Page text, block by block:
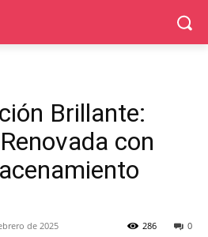
Brillante:
con
de 2025 0
286